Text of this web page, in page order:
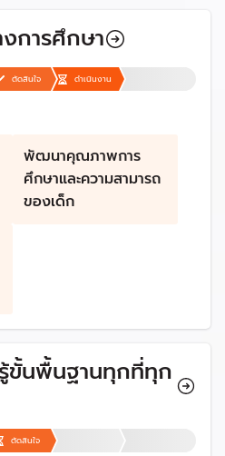
การศึกษา
ตัดสินใจ ดำเนินงาน
พัฒนาคุณภาพการ
ศึกษาและความสามารถ
ของเด็ก
รู้ขั้นพื้นฐานทุกที่ทุก
ตัดสินใจ